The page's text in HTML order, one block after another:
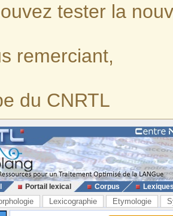
tester la
remerciant,
du CNRTL
Portail lexical Corpus
Lexicographie Etymologie